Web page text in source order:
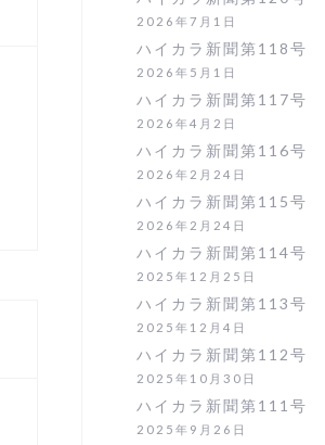
2026年7月1日
ハイカラ新聞第118号
2026年5月1日
ハイカラ新聞第117号
2026年4月2日
ハイカラ新聞第116号
2026年2月24日
ハイカラ新聞第115号
2026年2月24日
ハイカラ新聞第114号
2025年12月25日
ハイカラ新聞第113号
2025年12月4日
ハイカラ新聞第112号
2025年10月30日
ハイカラ新聞第111号
2025年9月26日